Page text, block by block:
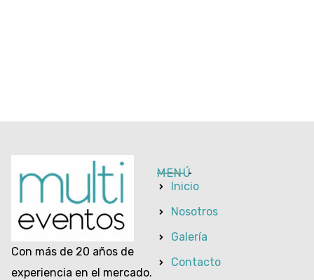
Con más de 20 años de
experiencia en el mercado.
MENÚ
Inicio
Nosotros
Galería
Contacto